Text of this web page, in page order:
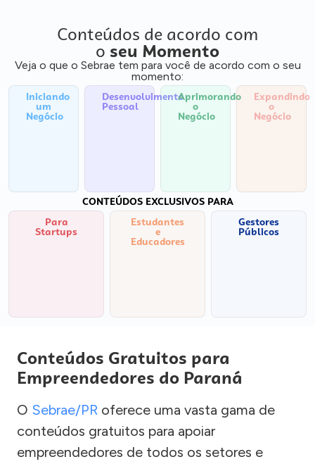
Conteúdos de acordo com
o seu Momento
Veja o que o Sebrae tem para você de acordo com o seu
momento:
Iniciando
um
Negócio
Desenvolvimento
Pessoal
Aprimorando
o
Negócio
Expandindo
o
Negócio
CONTEÚDOS EXCLUSIVOS PARA
Para
Startups
Estudantes
e
Educadores
Gestores
Públicos
Conteúdos Gratuitos para
Empreendedores do Paraná
O Sebrae/PR oferece uma vasta gama de
conteúdos gratuitos para apoiar
empreendedores de todos os setores e